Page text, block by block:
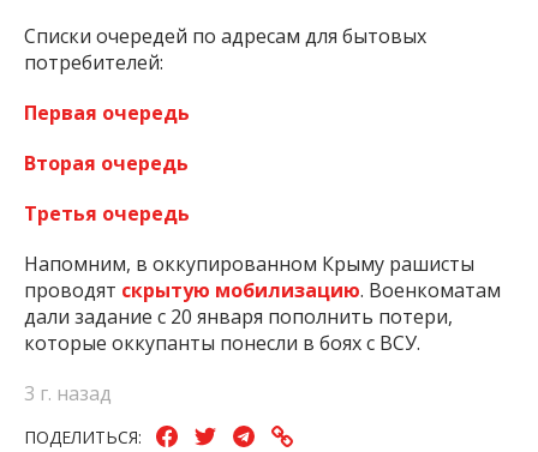
Списки очередей по адресам для бытовых
потребителей:
Первая очередь
Вторая очередь
Третья очередь
Напомним, в оккупированном Крыму рашисты
проводят скрытую мобилизацию. Военкоматам
дали задание с 20 января пополнить потери,
которые оккупанты понесли в боях с ВСУ.
3 г. назад
ПОДЕЛИТЬСЯ: